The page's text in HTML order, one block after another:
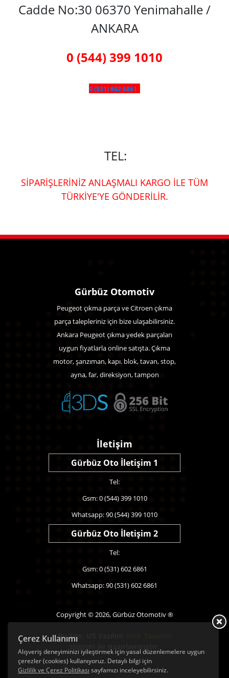
Cadde No:30 06370 Yenimahalle /
ANKARA
0 (544) 399 1010
0 (531) 602 6861
TEL:
SİPARİŞLERİNİZ ANLAŞMALI KARGO İLE TÜM
TÜRKİYE'YE GÖNDERİLİR.
Çerez Kullanımı
Alışveriş deneyiminizi iyileştirmek için yasal düzenlemelere uygun
çerezler (cookies) kullanıyoruz. Detaylı bilgi için
Gizlilik ve Çerez Politikası sayfamızı inceleyebilirsiniz.
Gürbüz Otomotiv
Peugeot çıkma parça ve Citroen çıkma
parça talepleriniz için bize ulaşabilirsiniz.
Ankara Peugeot çıkma yedek parçaları
uygun fiyatlarla online satışta. Çıkma
motor, şanzıman, kapı. blok, tavan, stop,
ayna, far, direksiyon, tampon
İletişim
Gürbüz Oto İletişim 1
Tel:
Gsm: 0 (544) 399 1010
Whatsapp: 90 (544) 399 1010
Gürbüz Oto İletişim 2
Tel:
Gsm: 0 (531) 602 6861
Whatsapp: 90 (531) 602 6861
Copyright © 2026, Gürbüz Otomotiv ®
Bu Site,